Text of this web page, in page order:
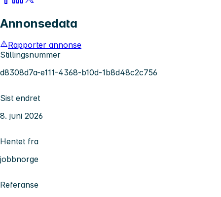
Annonsedata
Rapporter annonse
Stillingsnummer
d8308d7a-e111-4368-b10d-1b8d48c2c756
Sist endret
8. juni 2026
Hentet fra
jobbnorge
Referanse